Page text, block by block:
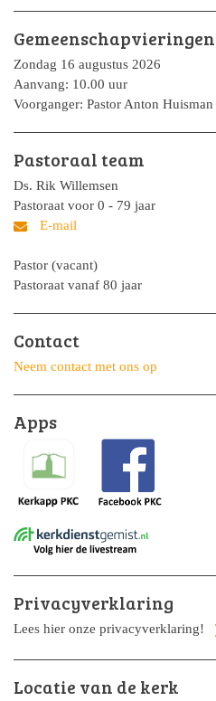
Zondag 16 augustus 2026
Aanvang: 10.00 uur
Voorganger: Pastor Anton Huisman
Pastoraal team
Ds. Rik Willemsen
Pastoraat voor 0 - 79 jaar
Pastor (vacant)
Pastoraat vanaf 80 jaar
Contact
Neem contact met ons op
Apps
Privacyverklaring
Lees hier onze privacyverklaring!
Locatie van de kerk